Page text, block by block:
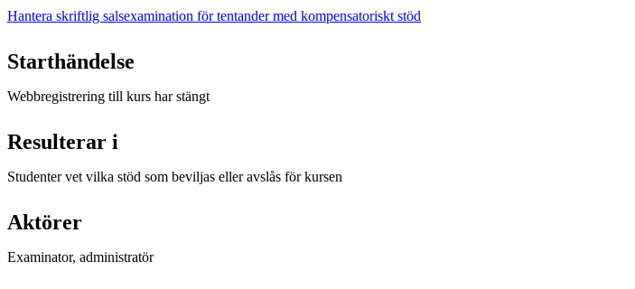
Hantera skriftlig salsexamination för tentander med kompensatoriskt stöd
Starthändelse
Webbregistrering till kurs har stängt
Resulterar i
Studenter vet vilka stöd som beviljas eller avslås för kursen
Aktörer
Examinator, administratör